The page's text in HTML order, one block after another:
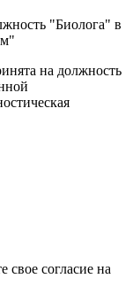
"Биолога" в
на должность
согласие на